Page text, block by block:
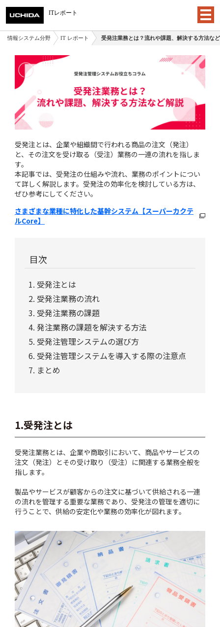
情報システム分野 IT レポート 受発注業務とは？流れや課題、解決する方法な
ITレポート
受発注とは、企業や組織間で行われる商品の注文（発注）
と、その注文を受け取る（受注）業務の一連の流れを指しま
す。
本記事では、受発注の仕組みや流れ、業務のポイントについ
て詳しく解説します。受発注の効率化を検討している方は、
ぜひ参考にしてください。
さまざまな業種に特化した基幹システム【スーパーカクテ
ルCore】
目次
受発注とは
受発注業務の流れ
受発注業務の課題
発注業務の課題を解決する方法
受発注管理システムの選び方
受発注管理システムを導入する際の注意点
まとめ
1.受発注とは
受発注業務とは、企業や商取引において、商品やサービスの
注文（発注）とその受け取り（受注）に関連する業務全般を
指します。
製品やサービスが顧客からの注文に基づいて供給される一連
の流れを管理する重要な業務であり、受発注の管理を適切に
行うことで、供給の安定化や業務の効率化が図れます。